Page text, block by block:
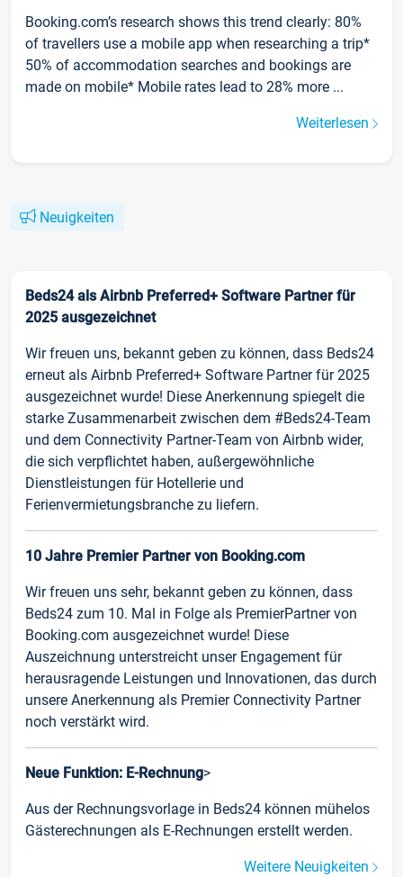
Booking.com’s research shows this trend clearly: 80%
of travellers use a mobile app when researching a trip*
50% of accommodation searches and bookings are
made on mobile* Mobile rates lead to 28% more ...
Weiterlesen
Neuigkeiten
Beds24 als Airbnb Preferred+ Software Partner für
2025 ausgezeichnet
Wir freuen uns, bekannt geben zu können, dass Beds24
erneut als Airbnb Preferred+ Software Partner für 2025
ausgezeichnet wurde! Diese Anerkennung spiegelt die
starke Zusammenarbeit zwischen dem #Beds24-Team
und dem Connectivity Partner-Team von Airbnb wider,
die sich verpflichtet haben, außergewöhnliche
Dienstleistungen für Hotellerie und
Ferienvermietungsbranche zu liefern.
10 Jahre Premier Partner von Booking.com
Wir freuen uns sehr, bekannt geben zu können, dass
Beds24 zum 10. Mal in Folge als PremierPartner von
Booking.com ausgezeichnet wurde! Diese
Auszeichnung unterstreicht unser Engagement für
herausragende Leistungen und Innovationen, das durch
unsere Anerkennung als Premier Connectivity Partner
noch verstärkt wird.
Neue Funktion: E-Rechnung>
Aus der Rechnungsvorlage in Beds24 können mühelos
Gästerechnungen als E-Rechnungen erstellt werden.
Weitere Neuigkeiten